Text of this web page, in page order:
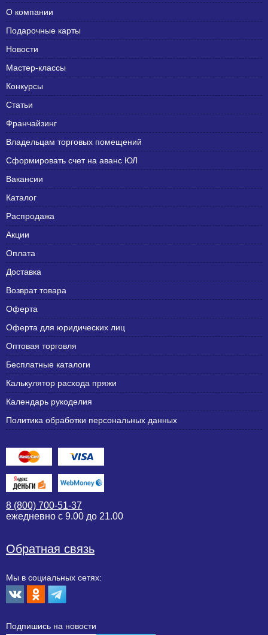
О компании
Подарочные карты
Новости
Мастер-классы
Конкурсы
Статьи
Франчайзинг
Владельцам торговых помещений
Сформировать счет на аванс ЮЛ
Вакансии
Каталог
Распродажа
Акции
Оплата
Доставка
Возврат товара
Оферта
Оферта для юридических лиц
Оптовая торговля
Бесплатные каталоги
Калькулятор расхода пряжи
Календарь рукоделия
Политика обработки персональных данных
8 (800) 700-51-37
ежедневно с 9.00 до 21.00
Обратная связь
Мы в социальных сетях:
Подпишиcь на новости